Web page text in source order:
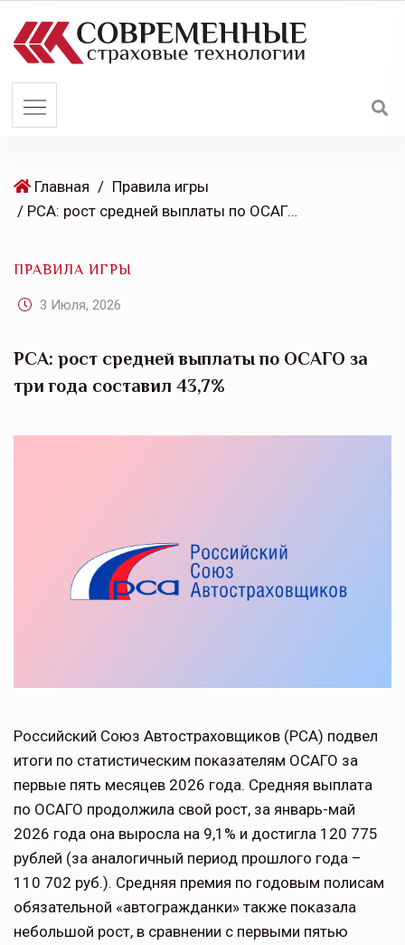
Главная / Правила игры
/ РСА: рост средней выплаты по ОСАГО за три года составил 43,7%
ПРАВИЛА ИГРЫ
3 Июля, 2026
РСА: рост средней выплаты по ОСАГО за
три года составил 43,7%
Российский Союз Автостраховщиков (РСА) подвел
итоги по статистическим показателям ОСАГО за
первые пять месяцев 2026 года. Средняя выплата
по ОСАГО продолжила свой рост, за январь-май
2026 года она выросла на 9,1% и достигла 120 775
рублей (за аналогичный период прошлого года –
110 702 руб.). Средняя премия по годовым полисам
обязательной «автогражданки» также показала
небольшой рост, в сравнении с первыми пятью